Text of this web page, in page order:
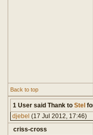
Back to top
1 User said Thank to Stel
djebel (17 Jul 2012, 17:46)
criss-cross